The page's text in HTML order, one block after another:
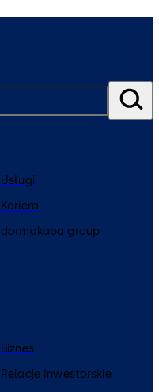
Usługi
Kariera
dormakaba group
Biznes
Relacje Inwestorskie